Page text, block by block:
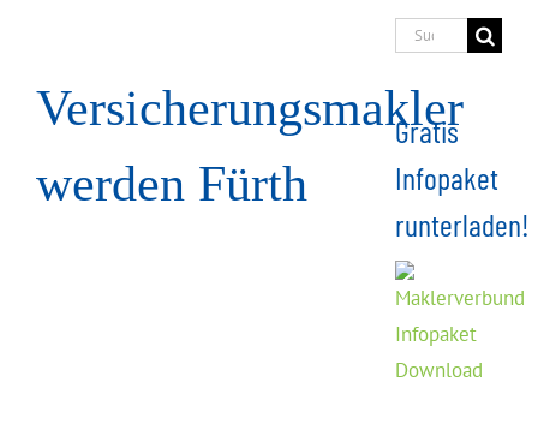
Versicherungsmakler
werden Fürth
Suche
Gratis
Infopaket
runterladen!